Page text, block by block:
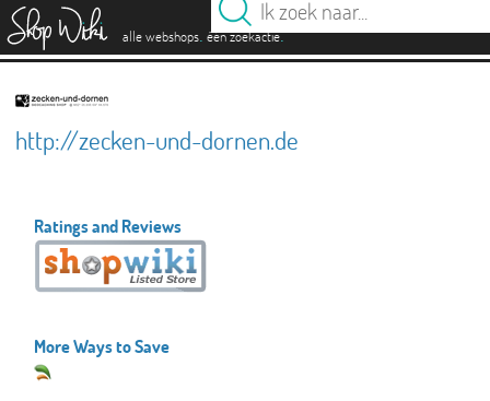
alle webshops. één zoekactie.
http://zecken-und-dornen.de
Ratings and Reviews
More Ways to Save